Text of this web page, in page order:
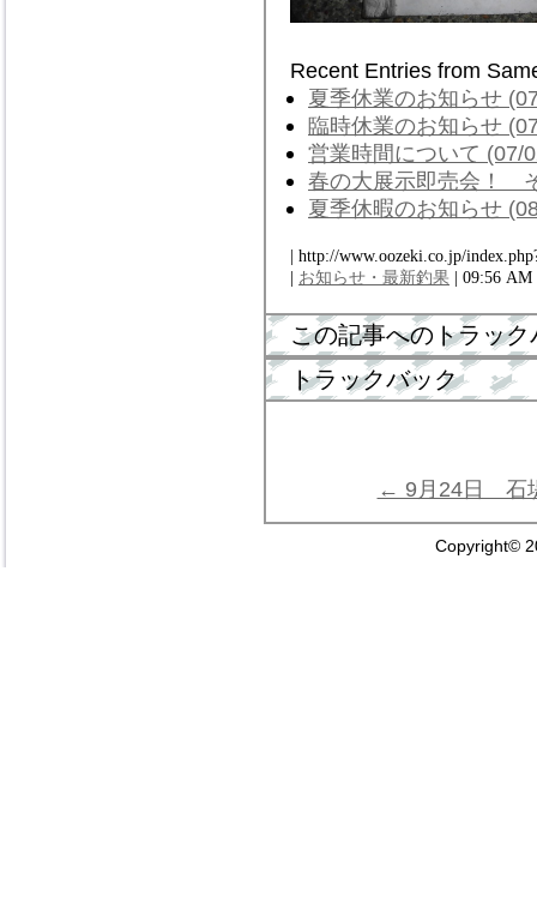
Recent Entries from
夏季休業のお知らせ
臨時休業のお知らせ
営業時間について (07/
春の大展示即売会！
夏季休暇のお知らせ
| http://www.oozeki.co.jp/
| お知らせ・最新釣果 | 09:56
この記事へのトラッ
トラックバック
← 9月24日 石
Copyright©